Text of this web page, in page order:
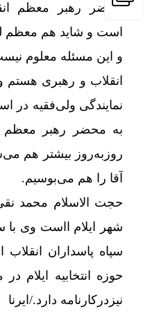
محضر رهبر معظم
است و شاید هم معظم له
و این مسئله معلوم
انقلاب و رهبری هستم
نمایندگی ولی‌فقیه در
به محضر رهبر معظم
روزبه‌روز بیشتر هم
آقا را هم می‌بوسیم.
شهر ایلام ااست وی با
سپاه پاسداران
حوزه انتخابیه ایلام
نیزدرکارنامه دارد./ایرنا